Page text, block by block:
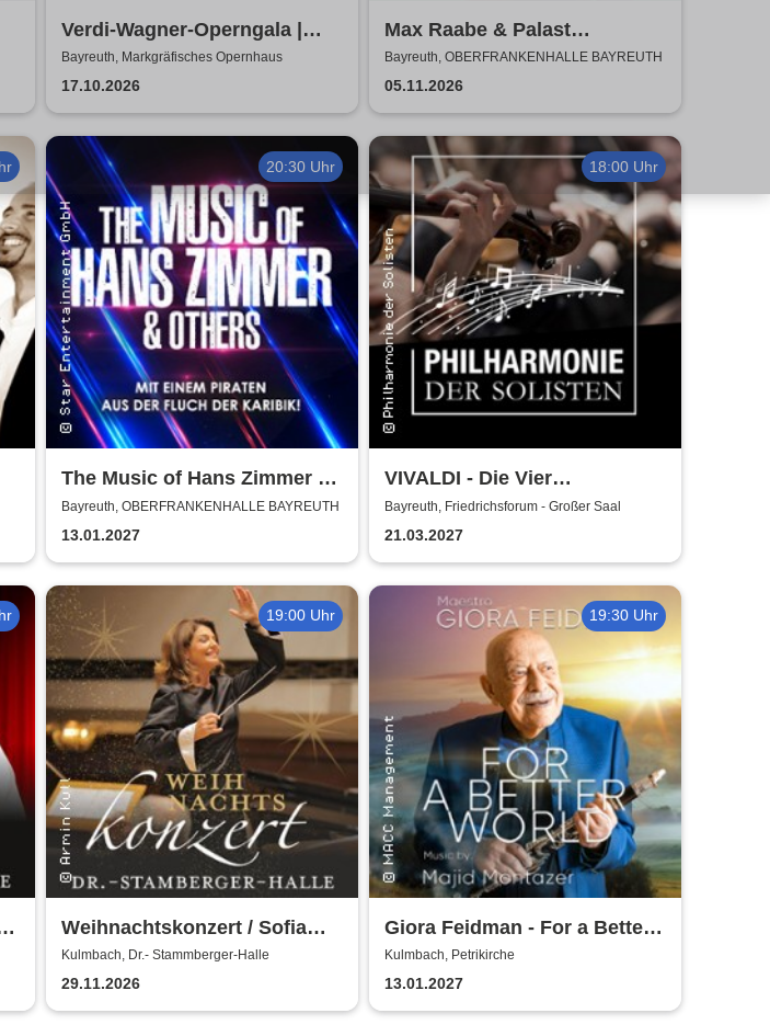
Verdi-Wagner-Operngala |
Thüringen Philharmonie
Gotha-Eisenach
Bayreuth, Markgräfisches Opernhaus
17.10.2026
Max Raabe & Palast
Orchester - Hummel
streicheln
Bayreuth, OBERFRANKENHALLE BAYREUTH
05.11.2026
20:30 Uhr
The Music of Hans Zimmer &
Others - A Celebration of Film
Music
Bayreuth, OBERFRANKENHALLE BAYREUTH
13.01.2027
18:00 Uhr
VIVALDI - Die Vier
Jahreszeiten | Philharmonie
der Solisten | Vladik Otaryan
Bayreuth, Friedrichsforum - Großer Saal
21.03.2027
19:00 Uhr
Weihnachtskonzert / Sofia
Symphonics / Ljubka Biagioni
zu Guttenberg
Kulmbach, Dr.- Stammberger-Halle
29.11.2026
19:30 Uhr
Giora Feidman - For a Better
World
Kulmbach, Petrikirche
13.01.2027